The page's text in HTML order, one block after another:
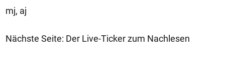
mj, aj
Nächste Seite: Der Live-Ticker zum Nachlesen